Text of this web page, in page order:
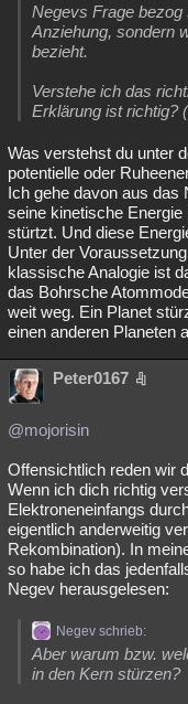
Negevs Frage
Anziehung, sondern
bezieht.
Verstehe ich das
Erklärung ist richtig?
Was verstehst du unter
potentielle oder
Ich gehe davon aus das
seine kinetische
stürtzt. Und diese
Unter der
klassische Analogie ist
das Bohrsche
weit weg. Ein Planet
einen anderen Planeten
Peter0167
@mojorisin
Offensichtlich reden wir
Wenn ich dich richtig
Elektroneneinfangs
eigentlich anderweitig
Rekombination). In
so habe ich das
Negev herausgelesen:
Negev schrieb:
Aber warum bzw.
in den Kern stürzen?